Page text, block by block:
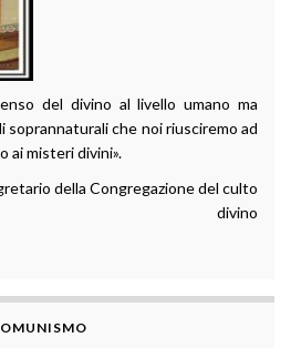
del divino al livello umano ma
soprannaturali che noi riusciremo ad
ai misteri divini».
della Congregazione del culto
divino